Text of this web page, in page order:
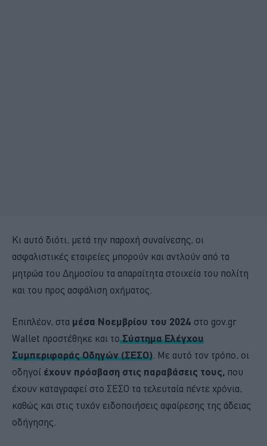
Κι αυτό διότι, μετά την παροχή συναίνεσης, οι
ασφαλιστικές εταιρείες μπορούν και αντλούν από τα
μητρώα του Δημοσίου τα απαραίτητα στοιχεία του πολίτη
και του προς ασφάλιση οχήματος.
Επιπλέον, στα μέσα Νοεμβρίου του 2024 στο gov.gr
Wallet προστέθηκε και τοΣύστημα Ελέγχου
Συμπεριφοράς Οδηγών (ΣΕΣΟ). Με αυτό τον τρόπο, οι
οδηγοί έχουν πρόσβαση στις παραβάσεις τους, που
έχουν καταγραφεί στο ΣΕΣΟ τα τελευταία πέντε χρόνια,
καθώς και στις τυχόν ειδοποιήσεις αφαίρεσης της άδειας
οδήγησης.